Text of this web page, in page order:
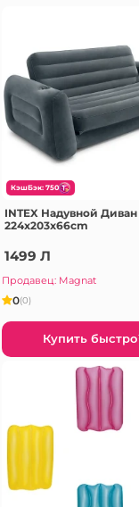
КэшБэк: 750
INTEX Надувной Диван
224x203x66cm
1499 Л
Продавец: Magnat
0(0)
Купить быстро